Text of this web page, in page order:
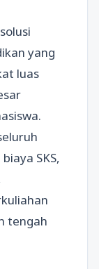
yang
luas
SKS,
tengah